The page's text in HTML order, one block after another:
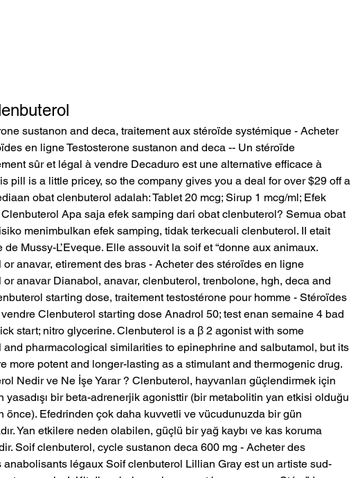
sustanon and deca, traitement aux stéroïde systémique - Acheter
en ligne Testosterone sustanon and deca -- Un stéroïde
sûr et légal à vendre Decaduro est une alternative efficace à
pill is a little pricey, so the company gives you a deal for over $29 off a
obat clenbuterol adalah: Tablet 20 mcg; Sirup 1 mcg/ml; Efek
Apa saja efek samping dari obat clenbuterol? Semua obat
menimbulkan efek samping, tidak terkecuali clenbuterol. II etait
de Mussy-L’Eveque. Elle assouvit la soif et “donne aux animaux.
or anavar, etirement des bras - Acheter des stéroïdes en ligne
or anavar Dianabol, anavar, clenbuterol, trenbolone, hgh, deca and
starting dose, traitement testostérone pour homme - Stéroïdes
Clenbuterol starting dose Anadrol 50; test enan semaine 4 bad
start; nitro glycerine. Clenbuterol is a β 2 agonist with some
and pharmacological similarities to epinephrine and salbutamol, but its
more potent and longer-lasting as a stimulant and thermogenic drug.
Nedir ve Ne İşe Yarar ? Clenbuterol, hayvanları güçlendirmek için
yasadışı bir beta-adrenerjik agonisttir (bir metabolitin yan etkisi olduğu
önce). Efedrinden çok daha kuvvetli ve vücudunuzda bir gün
Yan etkilere neden olabilen, güçlü bir yağ kaybı ve kas koruma
Soif clenbuterol, cycle sustanon deca 600 mg - Acheter des
anabolisants légaux Soif clenbuterol Lillian Gray est un artiste sud-